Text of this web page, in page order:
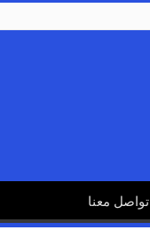
تواصل معنا